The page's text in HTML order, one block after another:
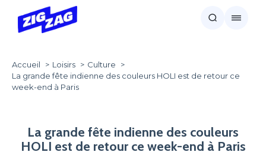
Accueil Loisirs
Culture
La grande fête indienne des couleurs HOLI est de retour ce
week-end à Paris
La grande fête indienne des couleurs
HOLI est de retour ce week-end à Paris